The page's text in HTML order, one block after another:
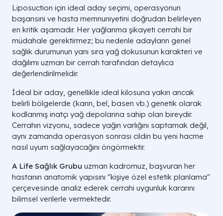
Liposuction için ideal aday seçimi, operasyonun
başarısını ve hasta memnuniyetini doğrudan belirleyen
en kritik aşamadır. Her yağlanma şikayeti cerrahi bir
müdahale gerektirmez; bu nedenle adayların genel
sağlık durumunun yanı sıra yağ dokusunun karakteri ve
dağılımı uzman bir cerrah tarafından detaylıca
değerlendirilmelidir.
İdeal bir aday, genellikle ideal kilosuna yakın ancak
belirli bölgelerde (karın, bel, basen vb.) genetik olarak
kodlanmış inatçı yağ depolarına sahip olan bireydir.
Cerrahın vizyonu, sadece yağın varlığını saptamak değil,
aynı zamanda operasyon sonrası cildin bu yeni hacme
nasıl uyum sağlayacağını öngörmektir.
A Life Sağlık Grubu uzman kadromuz, başvuran her
hastanın anatomik yapısını "kişiye özel estetik planlama"
çerçevesinde analiz ederek cerrahi uygunluk kararını
bilimsel verilerle vermektedir.